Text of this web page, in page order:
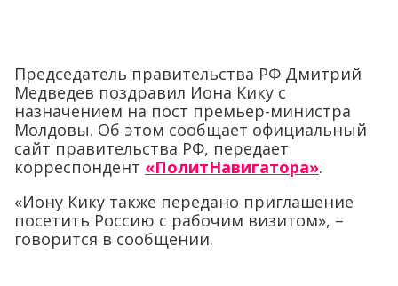
Председатель правительства РФ Дмитрий
Медведев поздравил Иона Кику с
назначением на пост премьер-министра
Молдовы. Об этом сообщает официальный
сайт правительства РФ, передает
корреспондент «ПолитНавигатора».
«Иону Кику также передано приглашение
посетить Россию с рабочим визитом», –
говорится в сообщении.